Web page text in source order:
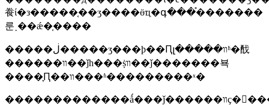
飬ί�з�����֤��ӡ����ӫҵִ�գ���֯�������
룬˰��ǽ�֤����
�����ڶ�����ʒ���ϸ��Ԥլ�����װʱ�䣬
������װ��ǰһ���ṩװ��ǰ�������뵥
����֪Ԥ��װ���ʱ���������ˣ�
�������������ǻ���ǰ������װҫ�󣬿����